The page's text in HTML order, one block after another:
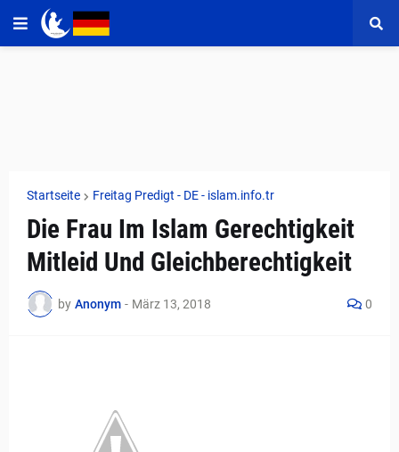
Startseite Freitag Predigt​​​​​​​​​​​​​​ - DE - islam.info.tr
Die Frau Im Islam Gerechtigkeit
Mitleid Und Gleichberechtigkeit
by Anonym - März 13, 2018 0